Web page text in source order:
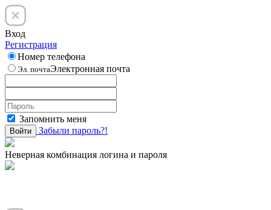
Вход
Регистрация
Номер телефона
Эл. почтаЭлектронная почта
Запомнить меня
Войти Забыли пароль?!
Неверная комбинация логина и пароля